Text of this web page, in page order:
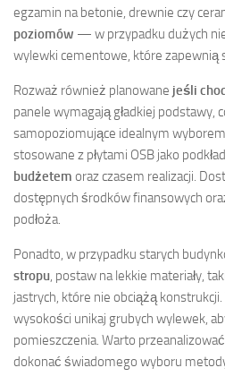
egzamin na betonie, drewnie czy
poziomów — w przypadku dużych
wylewki cementowe, które zapewnią
Rozważ również planowane jeśli
panele wymagają gładkiej podstawy,
samopoziomujące idealnym
stosowane z płytami OSB jako
budżetem oraz czasem realizacji.
dostępnych środków finansowych
podłoża.
Ponadto, w przypadku starych
stropu , postaw na lekkie materiały,
jastrych, które nie obciążą
wysokości unikaj grubych wylewek,
pomieszczenia. Warto
dokonać świadomego wyboru